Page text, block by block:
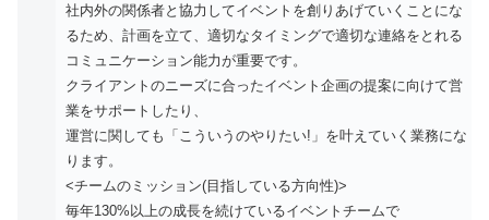
社内外の関係者と協力してイベントを創りあげていくことにな
るため、計画を立て、適切なタイミングで適切な連絡をとれる
コミュニケーション能力が重要です。
クライアントのニーズに合ったイベント企画の提案に向けて営
業をサポートしたり、
運営に関しても「こういうのやりたい!」を叶えていく業務にな
ります。
<チームのミッション(目指している方向性)>
毎年130%以上の成長を続けているイベントチームで